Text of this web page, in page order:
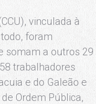
vinculada à
foram
somam a outros 29
trabalhadores
e do Galeão e
Ordem Pública,